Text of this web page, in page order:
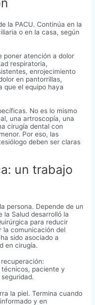
la PACU. Continúa en la
o en la casa, según
poner atención a dolor
respiratoria,
enrojecimiento
en pantorrillas,
que el equipo haya
No es lo mismo
una artroscopía, una
cirugía dental con
Por eso, las
deben ser claras
un trabajo
persona. Depende de un
la Salud desarrolló la
para reducir
la comunicación del
sido asociado a
en cirugía.
paciente y
la piel. Termina cuando
y en